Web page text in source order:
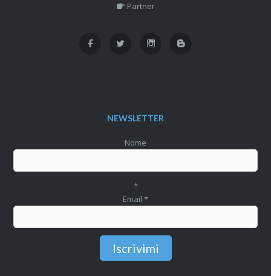
Partner
NEWSLETTER
Nome
*
Email *